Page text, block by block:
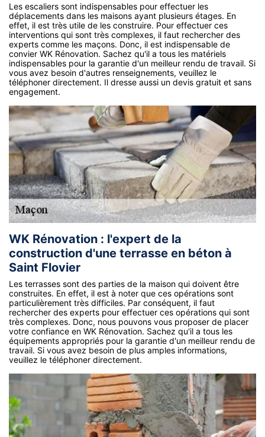
Les escaliers sont indispensables pour effectuer les
déplacements dans les maisons ayant plusieurs étages. En
effet, il est très utile de les construire. Pour effectuer ces
interventions qui sont très complexes, il faut rechercher des
experts comme les maçons. Donc, il est indispensable de
convier WK Rénovation. Sachez qu'il a tous les matériels
indispensables pour la garantie d'un meilleur rendu de travail. Si
vous avez besoin d'autres renseignements, veuillez le
téléphoner directement. Il dresse aussi un devis gratuit et sans
engagement.
WK Rénovation : l'expert de la
construction d'une terrasse en béton à
Saint Flovier
Les terrasses sont des parties de la maison qui doivent être
construites. En effet, il est à noter que ces opérations sont
particulièrement très difficiles. Par conséquent, il faut
rechercher des experts pour effectuer ces opérations qui sont
très complexes. Donc, nous pouvons vous proposer de placer
votre confiance en WK Rénovation. Sachez qu'il a tous les
équipements appropriés pour la garantie d'un meilleur rendu de
travail. Si vous avez besoin de plus amples informations,
veuillez le téléphoner directement.